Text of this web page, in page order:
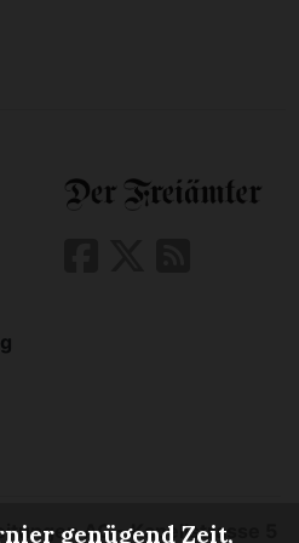
genügend Zeit,
AG - Kapellstrasse 5